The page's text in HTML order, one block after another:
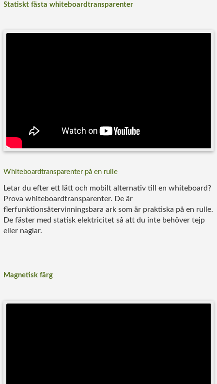
Statiskt fästa whiteboardtransparenter
Whiteboardtransparenter på en rulle
Letar du efter ett lätt och mobilt alternativ till en whiteboard?
Prova whiteboardtransparenter. De är
flerfunktionsåtervinningsbara ark som är praktiska på en rulle.
De fäster med statisk elektricitet så att du inte behöver tejp
eller naglar.
Magnetisk färg